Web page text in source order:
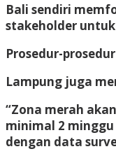
Bali sendiri
stakeholder
Prosedur-
Lampung juga
“Zona merah
minimal 2
dengan data